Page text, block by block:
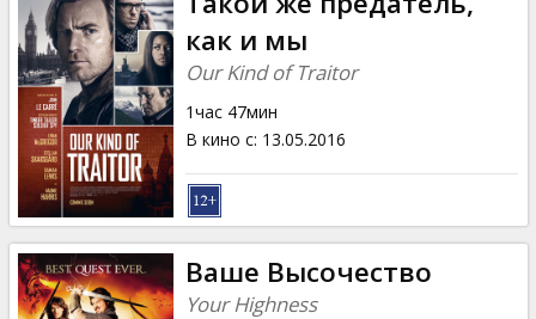
как и мы
Our Kind of Traitor
1час 47мин
В кино с: 13.05.2016
Ваше Высочество
Your Highness